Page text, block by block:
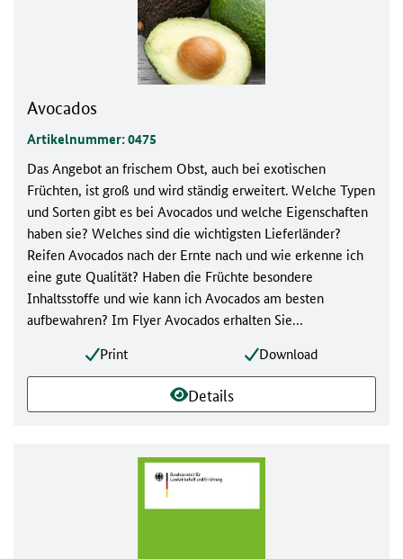
Avocados
Artikelnummer: 0475
Das Angebot an frischem Obst, auch bei exotischen
Früchten, ist groß und wird ständig erweitert. Welche Typen
und Sorten gibt es bei Avocados und welche Eigenschaften
haben sie? Welches sind die wichtigsten Lieferländer?
Reifen Avocados nach der Ernte nach und wie erkenne ich
eine gute Qualität? Haben die Früchte besondere
Inhaltsstoffe und wie kann ich Avocados am besten
aufbewahren? Im Flyer Avocados erhalten Sie
Inhaltsstoffen, Ernte, Lagerung und Qualitätsmerkmalen
von Avocados.
Print Download
Details